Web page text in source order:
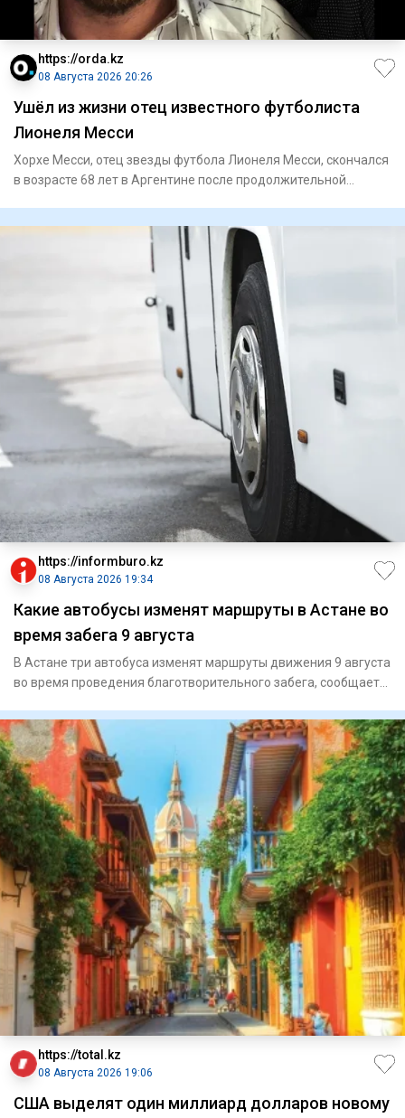
https://orda.kz
08 Августа 2026 20:26
Ушёл из жизни отец известного футболиста
Лионеля Месси
Хорхе Месси, отец звезды футбола Лионеля Месси, скончался
в возрасте 68 лет в Аргентине после продолжительной
https://informburo.kz
08 Августа 2026 19:34
Какие автобусы изменят маршруты в Астане во
время забега 9 августа
В Астане три автобуса изменят маршруты движения 9 августа
во время проведения благотворительного забега, сообщает
https://total.kz
08 Августа 2026 19:06
США выделят один миллиард долларов новому